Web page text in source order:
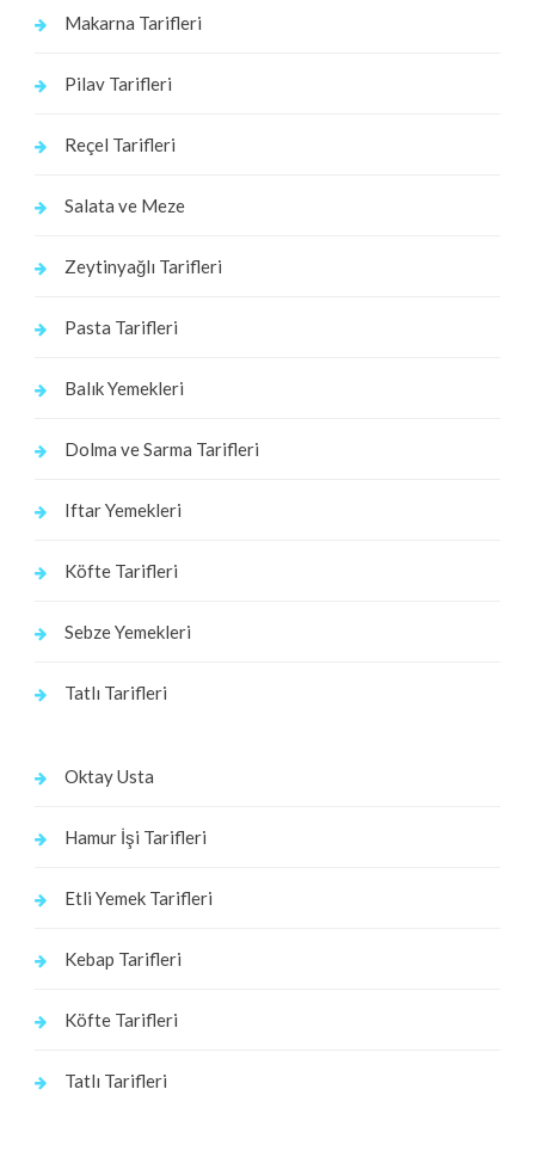
Makarna Tarifleri
Pilav Tarifleri
Reçel Tarifleri
Salata ve Meze
Zeytinyağlı Tarifleri
Pasta Tarifleri
Balık Yemekleri
Dolma ve Sarma Tarifleri
Iftar Yemekleri
Köfte Tarifleri
Sebze Yemekleri
Tatlı Tarifleri
Oktay Usta
Hamur İşi Tarifleri
Etli Yemek Tarifleri
Kebap Tarifleri
Köfte Tarifleri
Tatlı Tarifleri